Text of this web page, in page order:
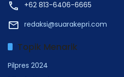
+62 813-6406-6665
redaksi@suarakepri.com
Topik Menarik
Pilpres 2024